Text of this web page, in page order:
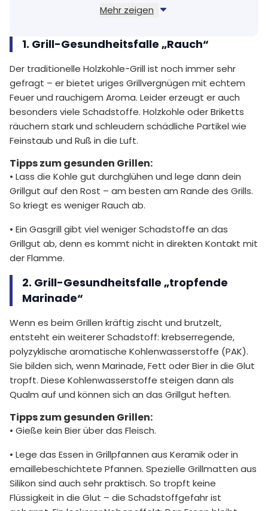
Klimaschonend und fair grillen
Mehr zeigen
1. Grill-Gesundheitsfalle „Rauch“
Der traditionelle Holzkohle-Grill ist noch immer sehr
gefragt – er bietet uriges Grillvergnügen mit echtem
Feuer und rauchigem Aroma. Leider erzeugt er auch
besonders viele Schadstoffe. Holzkohle oder Briketts
räuchern stark und schleudern schädliche Partikel wie
Feinstaub und Ruß in die Luft.
Tipps zum gesunden Grillen:
• Lass die Kohle gut durchglühen und lege dann dein
Grillgut auf den Rost – am besten am Rande des Grills.
So kriegt es weniger Rauch ab.
• Ein Gasgrill gibt viel weniger Schadstoffe an das
Grillgut ab, denn es kommt nicht in direkten Kontakt mit
der Flamme.
2. Grill-Gesundheitsfalle „tropfende
Marinade“
Wenn es beim Grillen kräftig zischt und brutzelt,
entsteht ein weiterer Schadstoff: krebserregende,
polyzyklische aromatische Kohlenwasserstoffe (PAK).
Sie bilden sich, wenn Marinade, Fett oder Bier in die Glut
tropft. Diese Kohlenwasserstoffe steigen dann als
Qualm auf und können sich an das Grillgut heften.
Tipps zum gesunden Grillen:
• Gieße kein Bier über das Fleisch.
• Lege das Essen in Grillpfannen aus Keramik oder in
emaillebeschichtete Pfannen. Spezielle Grillmatten aus
Silikon sind auch sehr praktisch. So tropft keine
Flüssigkeit in die Glut – die Schadstoffgefahr ist